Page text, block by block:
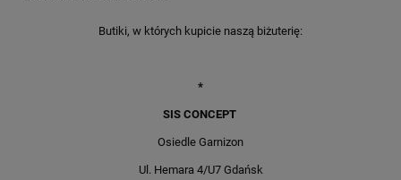
Butiki, w których kupicie naszą biżuterię:
*
SIS CONCEPT
Osiedle Garnizon
Ul. Hemara 4/U7 Gdańsk